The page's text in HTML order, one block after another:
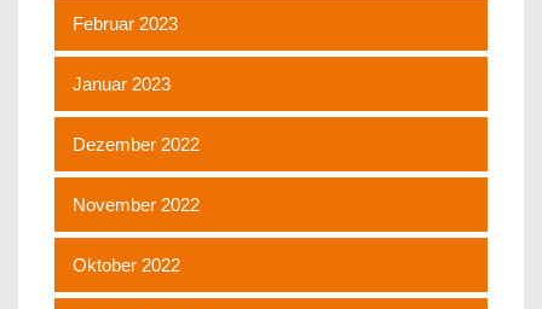
Februar 2023
Januar 2023
Dezember 2022
November 2022
Oktober 2022